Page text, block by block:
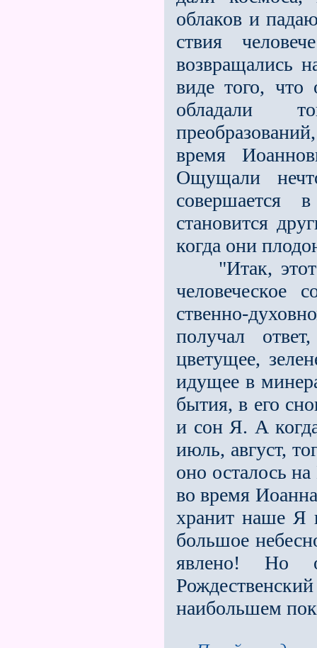
облаков и
ствия
возвращались
виде того,
обладали
время
Ощущали
совершается
становится
когда они
"Итак, этот
ственно-
получал
цветущее,
идущее в
бытия, в его
и сон Я. А
июль, август,
оно осталось
во время
хранит наше Я
большое
явлено! Но
наибольшем